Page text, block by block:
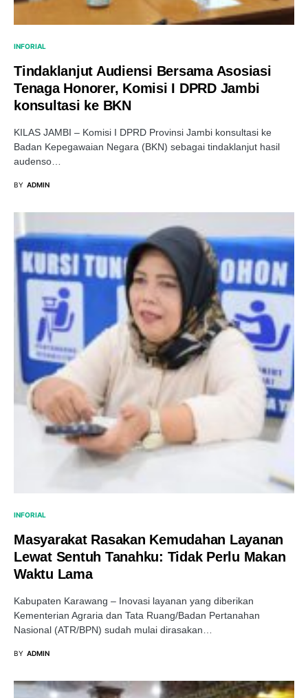
INFORIAL
Tindaklanjut Audiensi Bersama Asosiasi
Tenaga Honorer, Komisi I DPRD Jambi
konsultasi ke BKN
KILAS JAMBI – Komisi I DPRD Provinsi Jambi konsultasi ke
Badan Kepegawaian Negara (BKN) sebagai tindaklanjut hasil
audenso…
BY ADMIN
INFORIAL
Masyarakat Rasakan Kemudahan Layanan
Lewat Sentuh Tanahku: Tidak Perlu Makan
Waktu Lama
Kabupaten Karawang – Inovasi layanan yang diberikan
Kementerian Agraria dan Tata Ruang/Badan Pertanahan
Nasional (ATR/BPN) sudah mulai dirasakan…
BY ADMIN